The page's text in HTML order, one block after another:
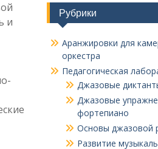
и
Рубрики
Аранжировки для
оркестра
Педагогическая
Джазовые
Джазовые
фортепиано
Основы джазовой
Развитие